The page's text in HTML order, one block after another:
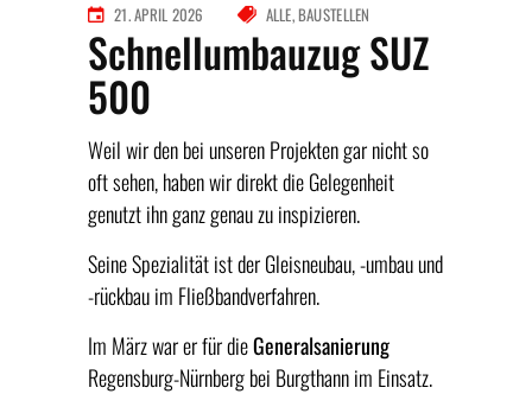
21. APRIL 2026 ALLE BAUSTELLEN
Schnellumbauzug SUZ
500
Weil wir den bei unseren Projekten gar nicht so
oft sehen, haben wir direkt die Gelegenheit
genutzt ihn ganz genau zu inspizieren.
Seine Spezialität ist der Gleisneubau, -umbau und
-rückbau im Fließbandverfahren.
Im März war er für dieGeneralsanierung
Regensburg-Nürnberg bei Burgthann im Einsatz.